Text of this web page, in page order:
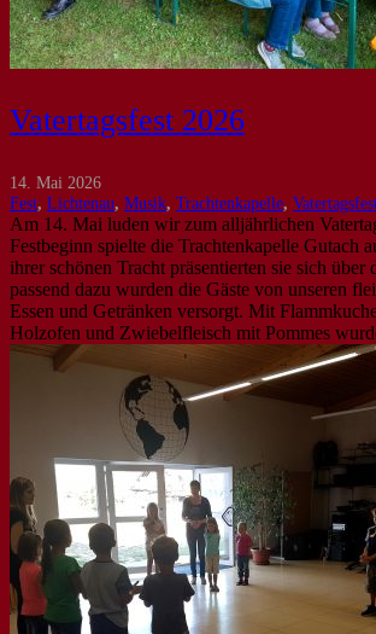
Vatertagsfest 2026
14. Mai 2026
Fest, Lichtenau, Musik, Trachtenkapelle,
Am 14. Mai luden wir zum alljährlichen
Festbeginn spielte die Trachtenkapelle Gutach
ihrer schönen Tracht präsentierten sie sich über
passend dazu wurden die Gäste von unseren
Essen und Getränken versorgt. Mit
Holzofen und Zwiebelfleisch mit Pommes